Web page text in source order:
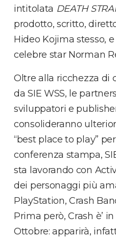
intitolata DEATH
prodotto, scritto,
Hideo Kojima stesso,
celebre star Norman
Oltre alla ricchezza di
da SIE WSS, le
sviluppatori e
consolideranno
“best place to play”
conferenza stampa,
sta lavorando con
dei personaggi più
PlayStation, Crash
Prima però, Crash è’
Ottobre: apparirà,